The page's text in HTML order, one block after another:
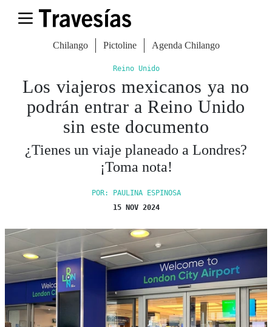
Chilango Pictoline Agenda Chilango
Reino Unido
Los viajeros mexicanos ya no
podrán entrar a Reino Unido
sin este documento
¿Tienes un viaje planeado a Londres?
¡Toma nota!
POR: PAULINA ESPINOSA
15 NOV 2024